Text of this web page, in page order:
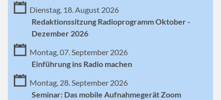
Dienstag, 18. August 2026
Redaktionssitzung Radioprogramm Oktober -
Dezember 2026
Montag, 07. September 2026
Einführung ins Radio machen
Montag, 28. September 2026
Seminar: Das mobile Aufnahmegerät Zoom